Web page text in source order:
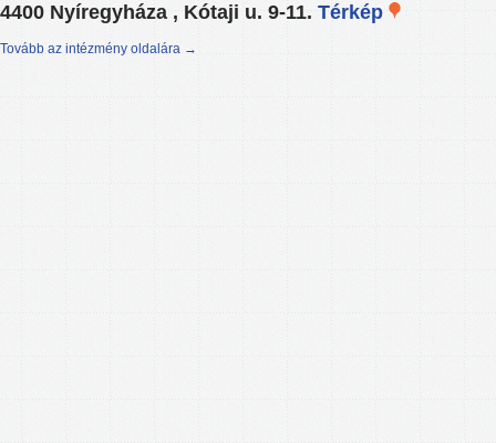
4400 Nyíregyháza , Kótaji u. 9-11. Térkép
Tovább az intézmény oldalára →